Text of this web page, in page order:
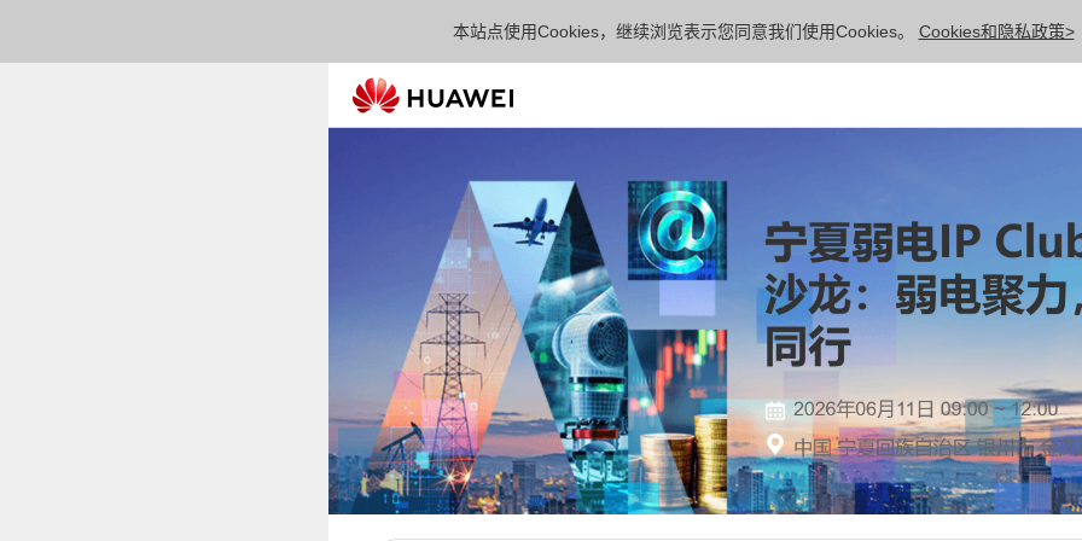
本站点使用Cookies，继续浏览表示您同意我们使用Cookies。 Cookies和隐私政策>